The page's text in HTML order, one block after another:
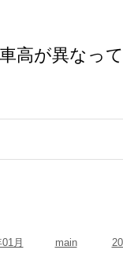
高が異なっ
月 main